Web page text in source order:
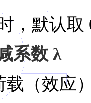
，默认取
系数 λ
（效应